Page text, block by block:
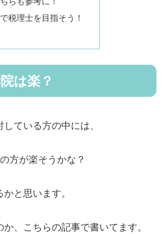
税理士を目指そう！
は楽？
ている方の中には、
方が楽そうかな？
と思います。
、こちらの記事で書いてます。